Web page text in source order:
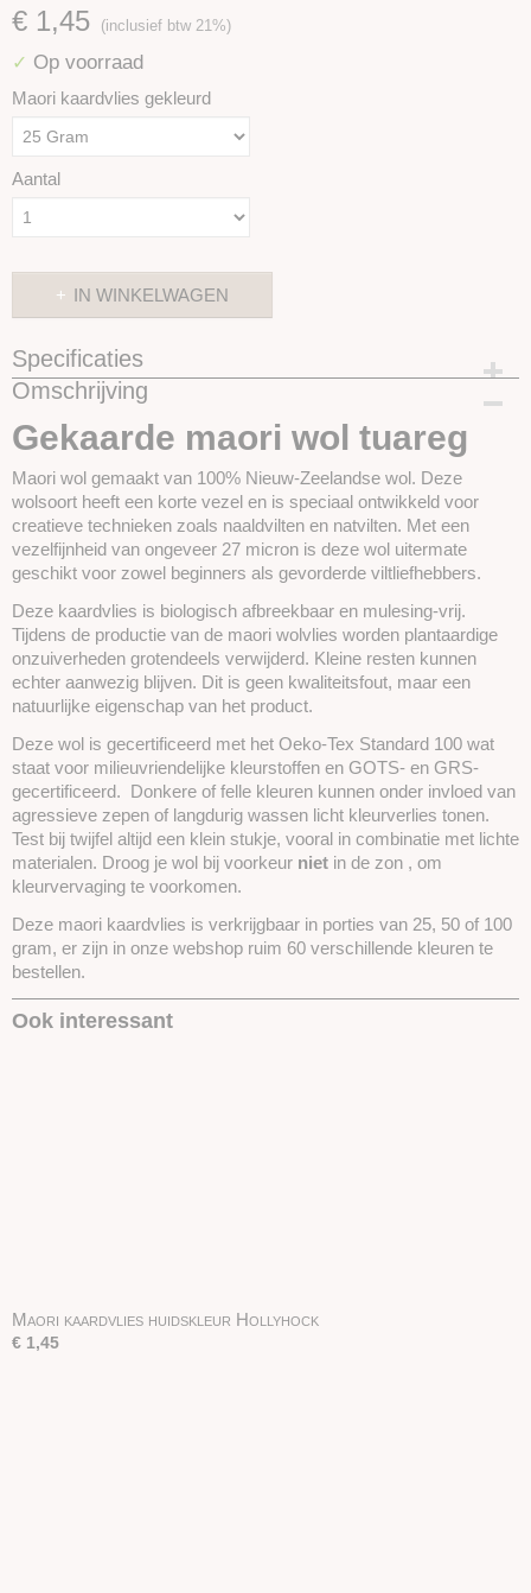
€ 1,45 (inclusief btw 21%)
✓ Op voorraad
Maori kaardvlies gekleurd
Aantal
IN WINKELWAGEN
Specificaties
Productcode
Omschrijving
Gekaarde maori wol tuareg
Maori wol gemaakt van 100% Nieuw-Zeelandse wol. Deze
wolsoort heeft een korte vezel en is speciaal ontwikkeld voor
creatieve technieken zoals naaldvilten en natvilten. Met een
vezelfijnheid van ongeveer 27 micron is deze wol uitermate
geschikt voor zowel beginners als gevorderde viltliefhebbers.
Deze kaardvlies is biologisch afbreekbaar en mulesing-vrij.
Tijdens de productie van de maori wolvlies worden plantaardige
onzuiverheden grotendeels verwijderd. Kleine resten kunnen
echter aanwezig blijven. Dit is geen kwaliteitsfout, maar een
natuurlijke eigenschap van het product.
Deze wol is gecertificeerd met het Oeko-Tex Standard 100 wat
staat voor milieuvriendelijke kleurstoffen en GOTS- en GRS-
gecertificeerd. Donkere of felle kleuren kunnen onder invloed van
agressieve zepen of langdurig wassen licht kleurverlies tonen.
Test bij twijfel altijd een klein stukje, vooral in combinatie met lichte
materialen. Droog je wol bij voorkeur niet in de zon , om
kleurvervaging te voorkomen.
Deze maori kaardvlies is verkrijgbaar in porties van 25, 50 of 100
gram, er zijn in onze webshop ruim 60 verschillende kleuren te
bestellen.
Ook interessant
Maori kaardvlies huidskleur Hollyhock
€ 1,45